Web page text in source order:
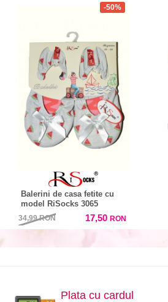
-50%
Balerini de casa fetite cu
model RiSocks 3065
34,99RON 17,50 RON
Plata cu cardul